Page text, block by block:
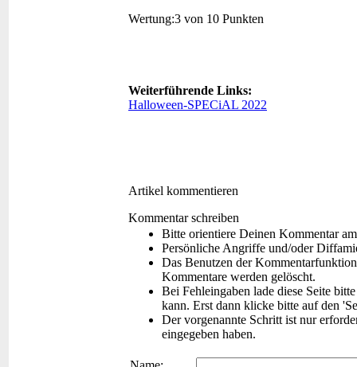
Wertung:3 von 10 Punkten
Weiterführende Links:
Halloween-SPECiAL 2022
Artikel kommentieren
Kommentar schreiben
Bitte orientiere Deinen Kommentar
Persönliche Angriffe und/oder
Das Benutzen der
Kommentare werden gelöscht.
Bei Fehleingaben lade diese Seite
kann. Erst dann klicke bitte auf den
Der vorgenannte Schritt ist nur
eingegeben haben.